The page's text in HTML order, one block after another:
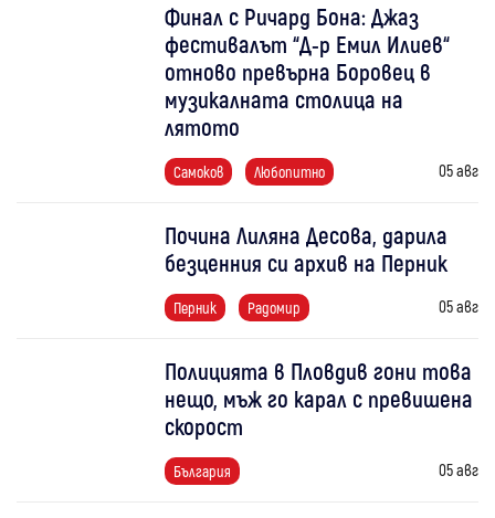
Финал с Ричард Бона: Джаз
фестивалът “Д-р Емил Илиев“
отново превърна Боровец в
музикалната столица на
лятото
Самоков Любопитно 05 авг
Почина Лиляна Десова, дарила
безценния си архив на Перник
Перник Радомир 05 авг
Полицията в Пловдив гони това
нещо, мъж го карал с превишена
скорост
България 05 авг